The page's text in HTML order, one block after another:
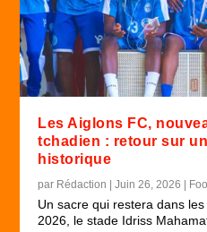
Les Aiglons FC,
tchadien : retour sur
historique
par Rédaction |Juin 26, 2026 |
Un sacre qui restera dans
2026, le stade Idriss